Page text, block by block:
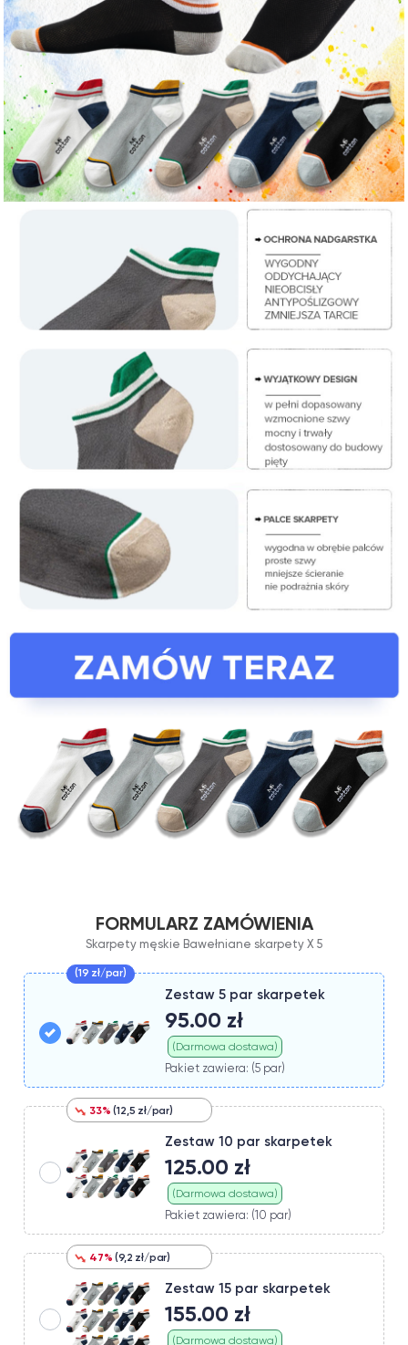
FORMULARZ ZAMÓWIENIA
Skarpety męskie Bawełniane skarpety X 5
Zestaw 5 par skarpetek
95.00 zł
(Darmowa dostawa)
Pakiet zawiera: (5 par)
(19 zł/par)
Zestaw 10 par skarpetek
125.00 zł
(Darmowa dostawa)
Pakiet zawiera: (10 par)
33% (12,5 zł/par)
Zestaw 15 par skarpetek
155.00 zł
(Darmowa dostawa)
47% (9,2 zł/par)